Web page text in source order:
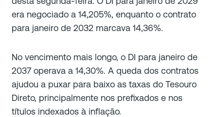
era negociado a 14,205%, enquanto o contrato
para janeiro de 2032 marcava 14,36%.
No vencimento mais longo, o DI para janeiro de
2037 operava a 14,30%. A queda dos contratos
ajudou a puxar para baixo as taxas do Tesouro
Direto, principalmente nos prefixados e nos
títulos indexados à inflação.